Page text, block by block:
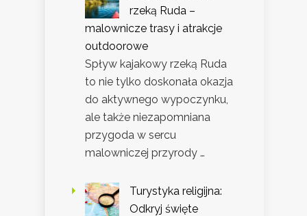
rzeką Ruda –
malownicze trasy i atrakcje
outdoorowe
Spływ kajakowy rzeką Ruda
to nie tylko doskonała okazja
do aktywnego wypoczynku,
ale także niezapomniana
przygoda w sercu
malowniczej przyrody …
Turystyka religijna:
Odkryj święte